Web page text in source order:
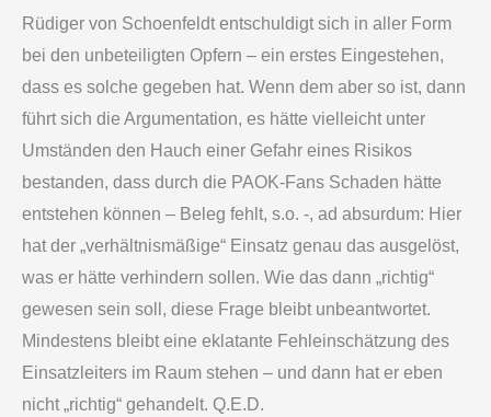
Rüdiger von Schoenfeldt entschuldigt sich in aller Form
bei den unbeteiligten Opfern – ein erstes Eingestehen,
dass es solche gegeben hat. Wenn dem aber so ist, dann
führt sich die Argumentation, es hätte vielleicht unter
Umständen den Hauch einer Gefahr eines Risikos
bestanden, dass durch die PAOK-Fans Schaden hätte
entstehen können – Beleg fehlt, s.o. -, ad absurdum: Hier
hat der „verhältnismäßige“ Einsatz genau das ausgelöst,
was er hätte verhindern sollen. Wie das dann „richtig“
gewesen sein soll, diese Frage bleibt unbeantwortet.
Mindestens bleibt eine eklatante Fehleinschätzung des
Einsatzleiters im Raum stehen – und dann hat er eben
nicht „richtig“ gehandelt. Q.E.D.